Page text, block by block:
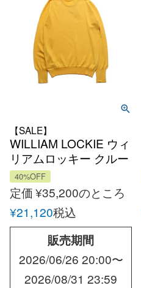
【SALE】
WILLIAM LOCKIE ウィ
リアムロッキー クルー
ネックコットン ニット
40%OFF
定価¥35,200のところ
¥21,120税込
販売期間
2026/06/26 20:00〜
2026/08/31 23:59